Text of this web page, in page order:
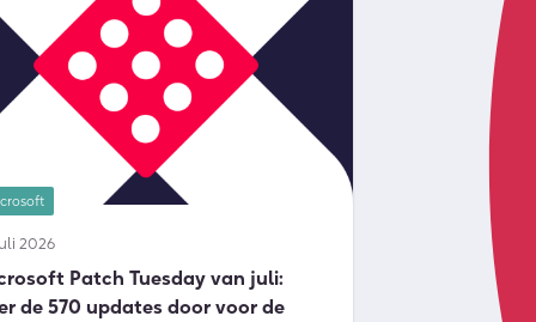
2026
Patch Tuesday van juli:
de 570 updates door voor de